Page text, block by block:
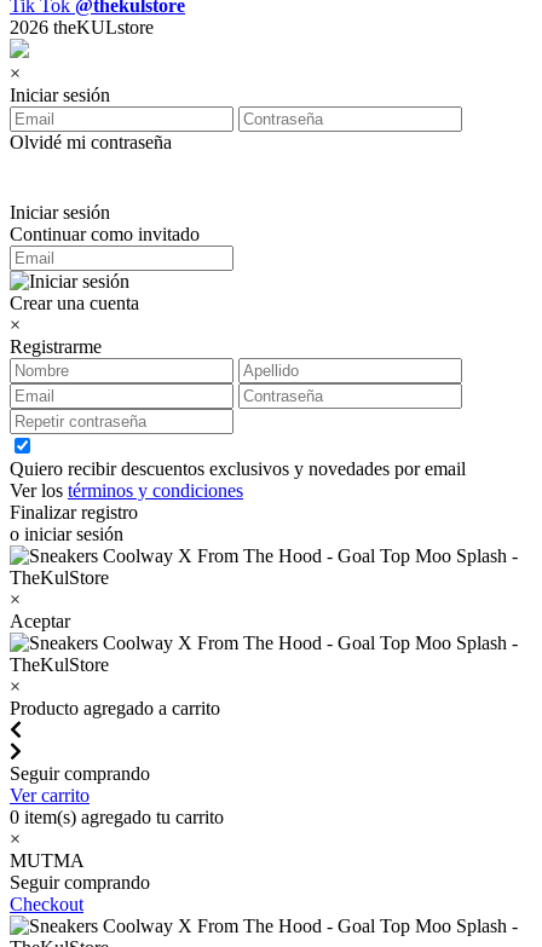
Tik Tok @thekulstore
2026 theKULstore
×
Iniciar sesión
Olvidé mi contraseña
Iniciar sesión
Continuar como invitado
Crear una cuenta
×
Registrarme
Quiero recibir descuentos exclusivos y novedades por email
Ver los términos y condiciones
Finalizar registro
o iniciar sesión
×
Aceptar
×
Producto agregado a carrito
Seguir comprando
Ver carrito
0 item(s) agregado tu carrito
×
MUTMA
Seguir comprando
Checkout